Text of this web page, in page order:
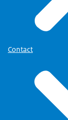
Contact